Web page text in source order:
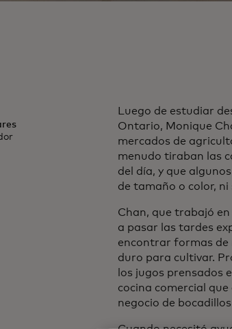
Luego de estudiar
Ontario, Monique
mercados de
menudo tiraban las
del día, y que
de tamaño o color,
Chan, que trabajó
a pasar las tardes
encontrar formas de
duro para cultivar.
los jugos prensados
cocina comercial
negocio de bocadillos